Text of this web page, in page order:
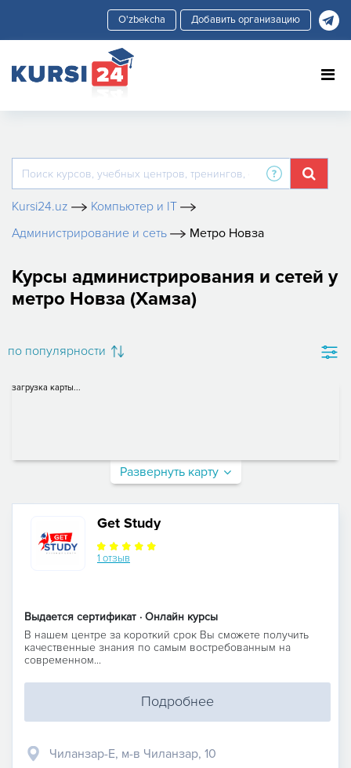
Добавить организацию
Kursi24.uz
Компьютер и IT
Администрирование и сеть
Метро Новза
Курсы администрирования и сетей у
метро Новза (Хамза)
по популярности
загрузка карты...
Развернуть карту
Get Study
1 отзыв
Выдается сертификат · Онлайн курсы
В нашем центре за короткий срок Вы сможете получить
качественные знания по самым востребованным на
современном...
Подробнее
Чиланзар-Е, м-в Чиланзар, 10